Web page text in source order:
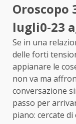
Oroscopo
lugli0-23
Se in una
delle forti
appianare le
non va ma
conversazione
passo per
piano: cercate